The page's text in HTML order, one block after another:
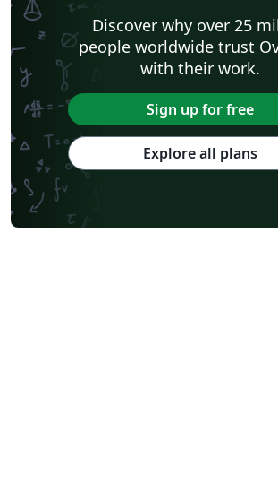
Discover why over 25
people worldwide trust
with their work.
Sign up for free
Explore all plans